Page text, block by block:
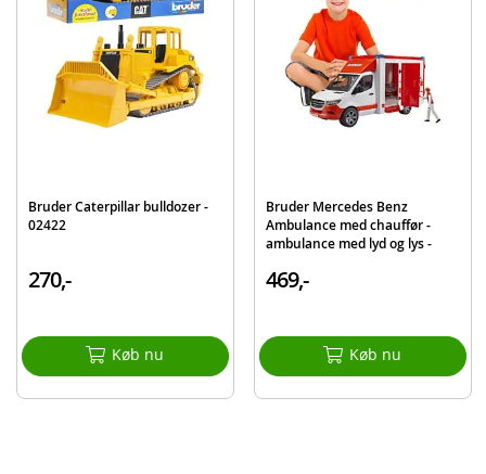
Bruder CAT Bulldozer 02452
Mål æske: ca. 60 x 29,5 x 29 cm (LxBxH)
Skala: 1:16
Materiale: plastik (ABS)
Produktdetaljer
Model
4001702024529
Mærke
Bruder Caterpillar bulldozer -
02422
270,-
Køb nu
Bruder Mercedes Benz
Ambulance med chauffør -
ambulance med lyd og lys -
469,-
Køb nu